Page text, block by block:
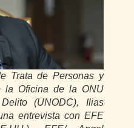
Trata de Personas y
la Oficina de la ONU
(UNODC), Ilias
entrevista con EFE